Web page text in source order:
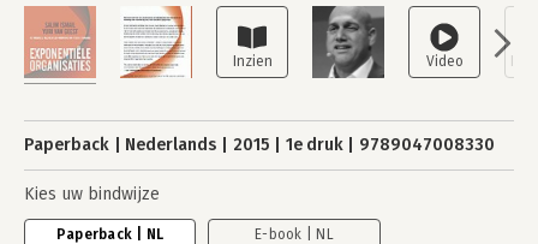
Paperback Nederlands 2015 1e druk 9789047008330
Kies uw bindwijze
Paperback | NL E-book | NL